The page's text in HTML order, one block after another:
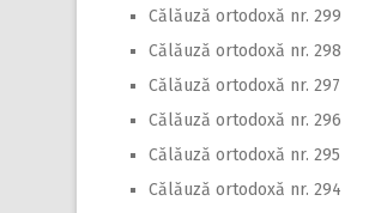
Călăuză ortodoxă nr. 299
Călăuză ortodoxă nr. 298
Călăuză ortodoxă nr. 297
Călăuză ortodoxă nr. 296
Călăuză ortodoxă nr. 295
Călăuză ortodoxă nr. 294